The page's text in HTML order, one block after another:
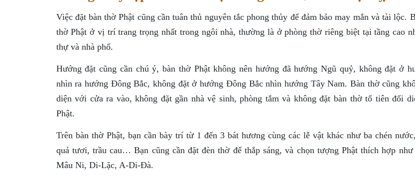
Việc đặt bàn thờ Phật cũng cần tuân thủ nguyên tắc phong thủy để đảm bảo may mắn và tài lộc.
thờ Phật ở vị trí trang trọng nhất trong ngôi nhà, thường là ở phòng thờ riêng biệt tại tầng cao
thự và nhà phố.
Hướng đặt cũng cần chú ý, bàn thờ Phật không nên hướng đã hướng Ngũ quỷ, không đặt ở
nhìn ra hướng Đông Bắc, không đặt ở hướng Đông Bắc nhìn hướng Tây Nam. Bàn thờ cũng
diện với cửa ra vào, không đặt gần nhà vệ sinh, phòng tắm và không đặt bàn thờ tổ tiên đối
Phật.
Trên bàn thờ Phật, bạn cần bày trí từ 1 đến 3 bát hương cùng các lễ vật khác như ba chén
quả tươi, trầu cau… Bạn cũng cần đặt đèn thờ để thắp sáng, và chọn tượng Phật thích hợp như
Mâu Ni, Di-Lặc, A-Di-Đà.